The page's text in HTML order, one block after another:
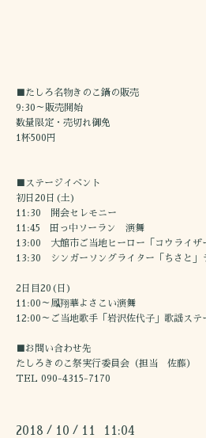
■たしろ名物きのこ鍋の販売
9:30～販売開始
数量限定・売切れ御免
1杯500円
■ステージイベント
初日20日(土)
11:30 開会セレモニー
11:45 田っ中ソーラン 演舞
13:00 大館市ご当地ヒーロー「コウライザ
13:30 シンガーソングライター「ちさと」
2日目20(日)
11:00～鳳翔華よさこい演舞
12:00～ご当地歌手「岩沢佐代子」歌謡ステ
■お問い合わせ先
たしろきのこ祭実行委員会（担当 佐藤）
TEL 090-4315-7170
2018 / 10 / 11 11:04